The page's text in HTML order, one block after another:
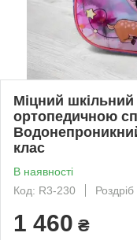
Міцний шкільний
ортопедичною
клас
В наявності
Код: R3-230
Роздріб
1 460 ₴